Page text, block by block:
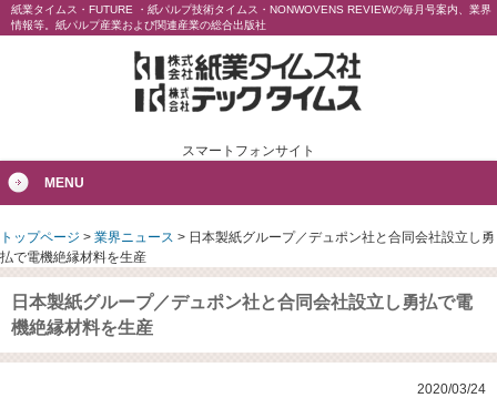
紙業タイムス・FUTURE ・紙パルプ技術タイムス・NONWOVENS REVIEWの毎月号案内、業界
情報等。紙パルプ産業および関連産業の総合出版社
スマートフォンサイト
MENU
トップページ > 業界ニュース > 日本製紙グループ／デュポン社と合同会社設立し勇
払で電機絶縁材料を生産
日本製紙グループ／デュポン社と合同会社設立し勇払で電
機絶縁材料を生産
2020/03/24